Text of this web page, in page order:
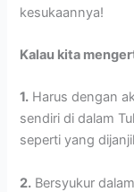
kesukaannya!
Kalau kita
1. Harus dengan
sendiri di dalam
seperti yang
2. Bersyukur